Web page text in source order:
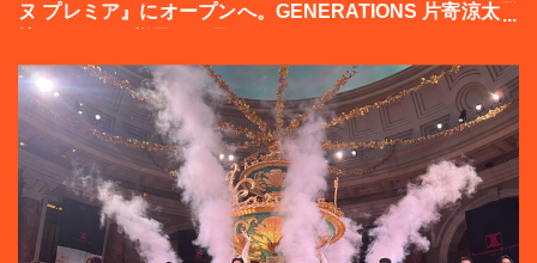
ヌ プレミア』にオープンへ。GENERATIONS 片寄涼太登